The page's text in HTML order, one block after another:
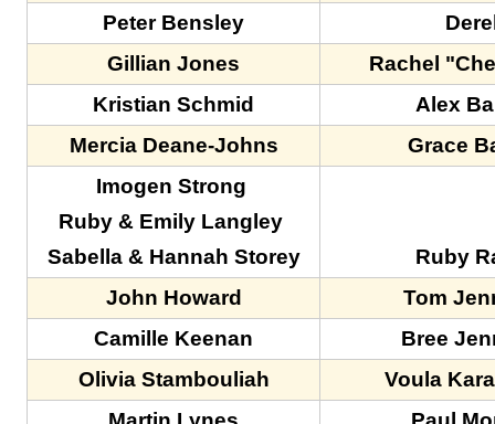
Peter Bensley
Gillian Jones
Rachel
Kristian Schmid
Alex
Mercia Deane-Johns
Grace
Imogen Strong
Ruby & Emily Langley
Sabella & Hannah Storey
Ruby
John Howard
Tom
Camille Keenan
Bree
Olivia Stambouliah
Voula